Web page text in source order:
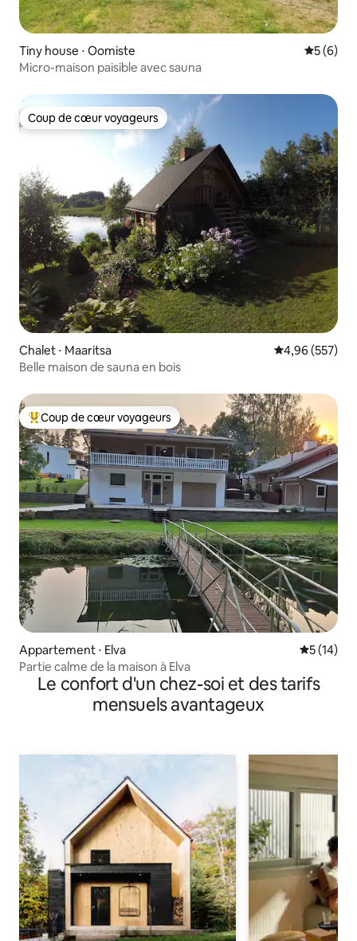
Tiny house ⋅ Oomiste
5 (6)
Micro-maison paisible avec sauna
Coup de cœur voyageurs
Coup de cœur voyageurs
Chalet ⋅ Maaritsa Évaluation
4,96 (557)
Belle maison de sauna en bois
Coups de cœur voyageurs les plus appréciés
Coup de cœur voyageurs
Appartement ⋅ Elva
5 (14)
Partie calme de la maison à Elva
Le confort d'un chez-soi et des tarifs
mensuels avantageux